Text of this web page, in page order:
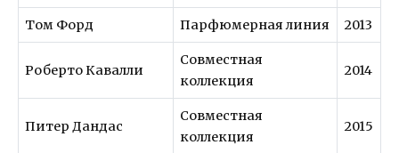
Том Форд Парфюмерная линия 2013
Роберто Кавалли
Совместная
коллекция
2014
Питер Дандас
Совместная
коллекция
2015